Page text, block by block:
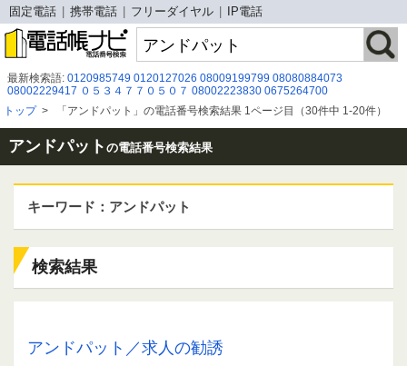
固定電話 携帯電話 フリーダイヤル IP電話
最新検索語: 0120985749 0120127026 08009199799 08080884073
08002229417 ０５３４７７０５０７ 08002223830 0675264700
080-0170-0187
05052920484 05030917031 08003007026
0671782817
05031723613 08008052212 050-5050-7789 08049274236 050-3091-7031
08005008188 0570028634 0570-020-200 09016025937 0120106022
05088800158 08044403009
トップ> 「アンドパット」の電話番号検索結果 1ページ目（30件中 1-20件）
アンドパット の電話番号検索結果
キーワード：アンドパット
検索結果
アンドパット／求人の勧誘